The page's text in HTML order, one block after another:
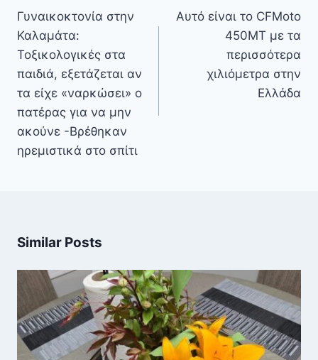
άρθρων
Γυναικοκτονία στην
Καλαμάτα:
Τοξικολογικές στα
παιδιά, εξετάζεται αν
τα είχε «ναρκώσει» ο
πατέρας για να μην
ακούνε -Βρέθηκαν
ηρεμιστικά στο σπίτι
Αυτό είναι το CFMoto
450MT με τα
περισσότερα
χιλιόμετρα στην
Ελλάδα
Similar Posts